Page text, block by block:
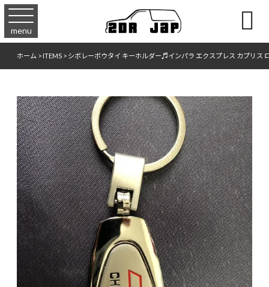
menu 
ホーム>ITEMS>シボレーボウタイ キーホルダー♬インパラ エクスプレス カプリス